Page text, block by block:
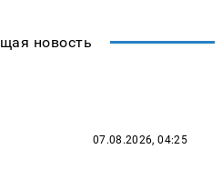
новость
07.08.2026, 04:25